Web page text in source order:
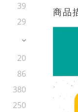
39
29
20
86
380
250
商品